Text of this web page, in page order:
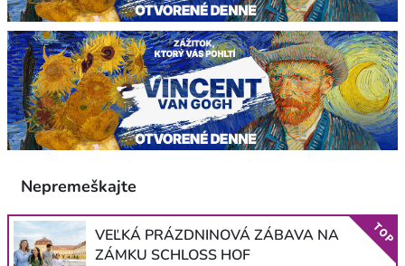
Nepremeškajte
VEĽKÁ PRÁZDNINOVÁ ZÁBAVA NA
ZÁMKU SCHLOSS HOF
TOP